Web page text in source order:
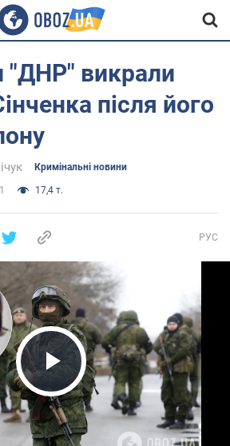
"ДНР" викрали
після його
Кримінальні новини
17,4 т.
РУС
Play Video